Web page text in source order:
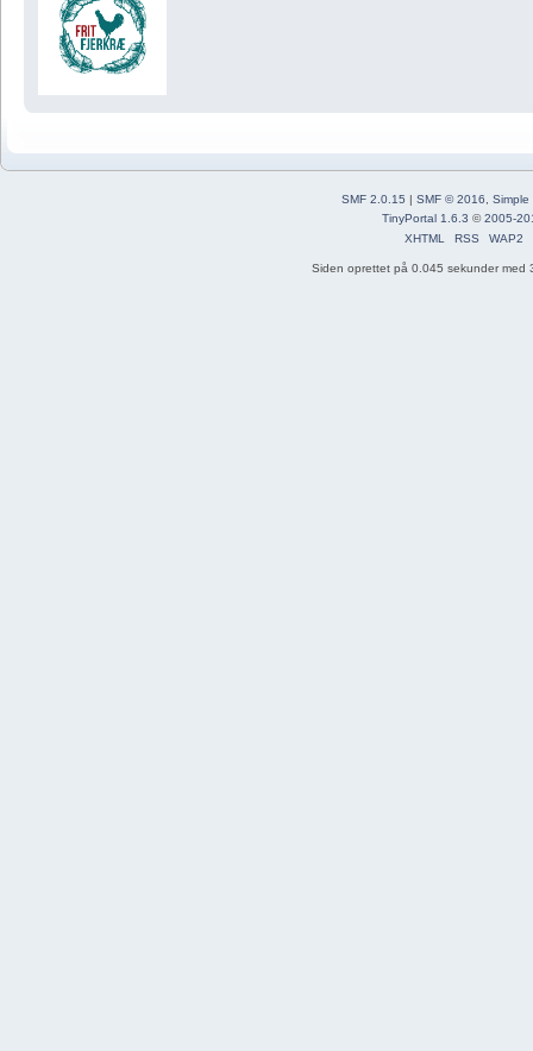
SMF 2.0.15 | SMF © 2016
Simple
TinyPortal 1.6.3 ©2005-
XHTML
RSS WAP2
Siden oprettet på 0.045 sekunder med